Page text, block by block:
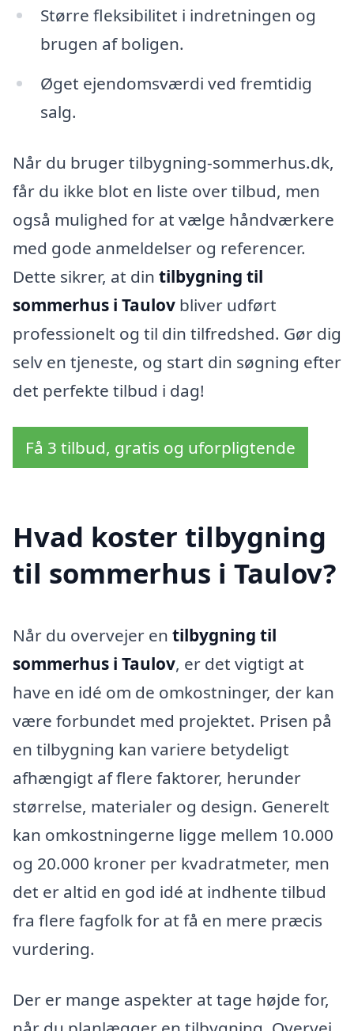
Større fleksibilitet i indretningen og
brugen af boligen.
Øget ejendomsværdi ved fremtidig
salg.
Når du bruger tilbygning-sommerhus.dk,
får du ikke blot en liste over tilbud, men
også mulighed for at vælge håndværkere
med gode anmeldelser og referencer.
Dette sikrer, at din tilbygning til
sommerhus i Taulov bliver udført
professionelt og til din tilfredshed. Gør dig
selv en tjeneste, og start din søgning efter
det perfekte tilbud i dag!
Få 3 tilbud, gratis og uforpligtende
Hvad koster tilbygning
til sommerhus i Taulov?
Når du overvejer en tilbygning til
sommerhus i Taulov, er det vigtigt at
have en idé om de omkostninger, der kan
være forbundet med projektet. Prisen på
en tilbygning kan variere betydeligt
afhængigt af flere faktorer, herunder
størrelse, materialer og design. Generelt
kan omkostningerne ligge mellem 10.000
og 20.000 kroner per kvadratmeter, men
det er altid en god idé at indhente tilbud
fra flere fagfolk for at få en mere præcis
vurdering.
Der er mange aspekter at tage højde for,